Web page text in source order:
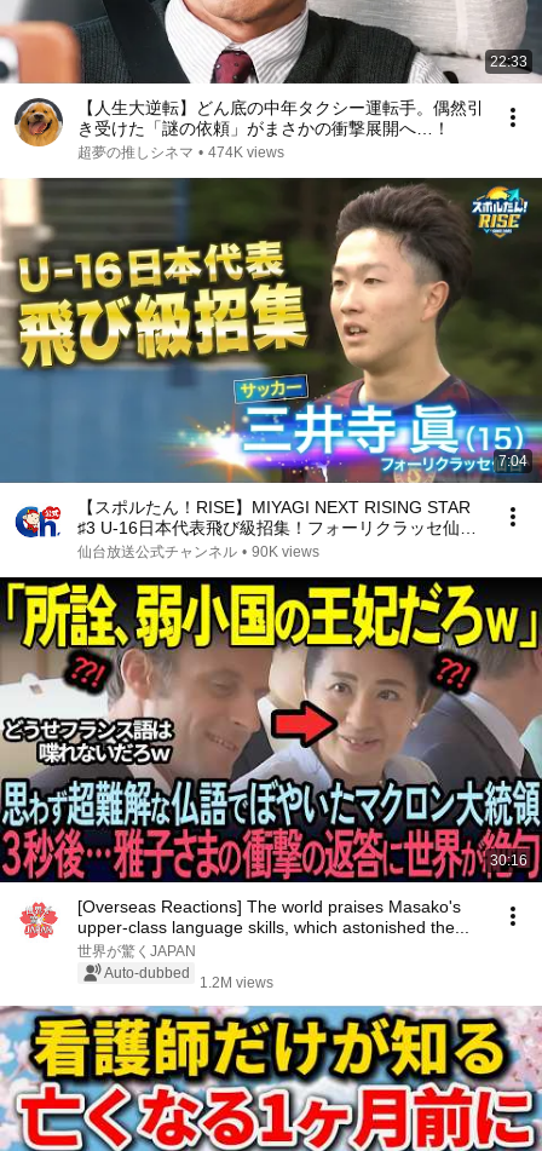
22:33
【人生大逆転】どん底の中年タクシー運転手。偶然引
き受けた「謎の依頼」がまさかの衝撃展開へ…！
超夢の推しシネマ • 474K views
7:04
【スポルたん！RISE】MIYAGI NEXT RISING STAR
♯3 U-16日本代表飛び級招集！フォーリクラッセ仙
台・三井寺眞選手（2025年6月14日OA）
仙台放送公式チャンネル • 90K views
30:16
[Overseas Reactions] The world praises Masako's
upper-class language skills, which astonished the...
世界が驚くJAPAN
Auto-dubbed
1.2M views